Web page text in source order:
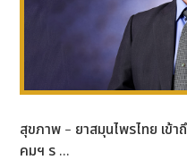
สุขภาพ - ยาสมุนไพรไทย เข้
คมฯ ร ...